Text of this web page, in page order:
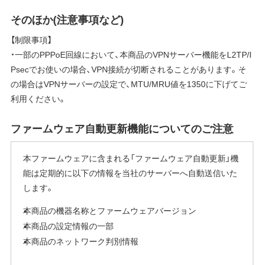
そのほか(注意事項など)
【制限事項】
・一部のPPPoE回線において、本商品のVPNサーバー機能をL2TP/I
Psecでお使いの場合、VPN接続が切断されることがあります。そ
の場合はVPNサーバーの設定で、MTU/MRU値を1350に下げてご
利用ください。
ファームウェア自動更新機能についてのご注意
本ファームウェアに含まれる「ファームウェア自動更新」機
能は定期的に以下の情報を当社のサーバーへ自動送信いた
します。
本商品の機器名称とファームウェアバージョン
本商品の設定情報の一部
本商品のネットワーク判別情報